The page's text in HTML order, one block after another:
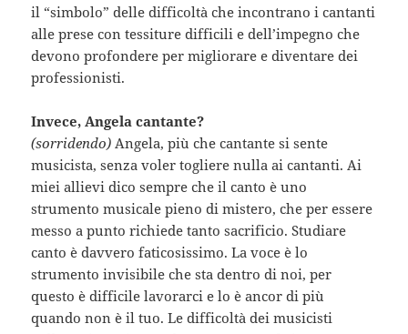
il “simbolo” delle difficoltà che incontrano i cantanti
alle prese con tessiture difficili e dell’impegno che
devono profondere per migliorare e diventare dei
professionisti.
Invece, Angela cantante?
(sorridendo) Angela, più che cantante si sente
musicista, senza voler togliere nulla ai cantanti. Ai
miei allievi dico sempre che il canto è uno
strumento musicale pieno di mistero, che per essere
messo a punto richiede tanto sacrificio. Studiare
canto è davvero faticosissimo. La voce è lo
strumento invisibile che sta dentro di noi, per
questo è difficile lavorarci e lo è ancor di più
quando non è il tuo. Le difficoltà dei musicisti